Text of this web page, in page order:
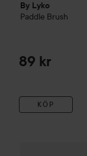
By Lyko
Paddle Brush
89 kr
KÖP